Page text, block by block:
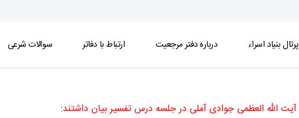
پرتال بنیاد اسراء درباره دفتر مرجعیت ارتباط با دفاتر سوالات شرعی
آیت الله العظمی جوادی آملی در جلسه درس تفسیر بیان داشتند: